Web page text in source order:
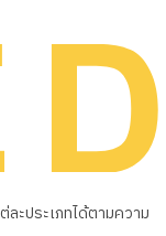
ะประเภทได้ตามความ